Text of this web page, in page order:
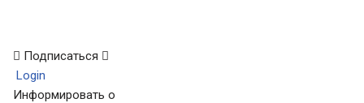
Подписаться
Login
Информировать о